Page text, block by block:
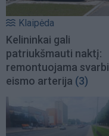
Klaipėda
Kelininkai gali
patriukšmauti naktį:
remontuojama svarbi
eismo arterija (3)